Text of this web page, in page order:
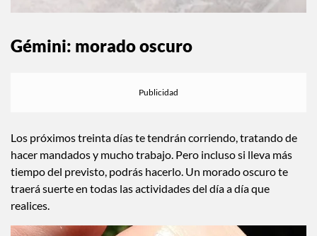
Gémini: morado oscuro
Los próximos treinta días te tendrán corriendo, tratando de
hacer mandados y mucho trabajo. Pero incluso si lleva más
tiempo del previsto, podrás hacerlo. Un morado oscuro te
traerá suerte en todas las actividades del día a día que
realices.